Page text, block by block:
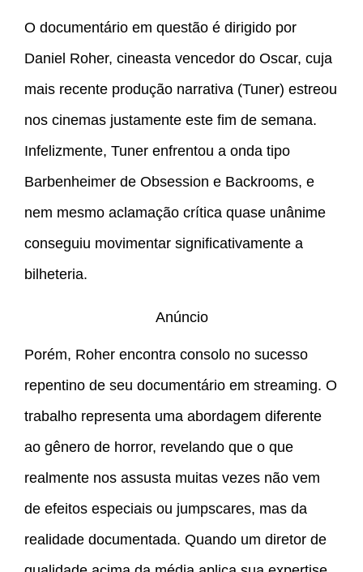
O documentário em questão é dirigido por
Daniel Roher, cineasta vencedor do Oscar, cuja
mais recente produção narrativa (Tuner) estreou
nos cinemas justamente este fim de semana.
Infelizmente, Tuner enfrentou a onda tipo
Barbenheimer de Obsession e Backrooms, e
nem mesmo aclamação crítica quase unânime
conseguiu movimentar significativamente a
bilheteria.
Anúncio
Porém, Roher encontra consolo no sucesso
repentino de seu documentário em streaming. O
trabalho representa uma abordagem diferente
ao gênero de horror, revelando que o que
realmente nos assusta muitas vezes não vem
de efeitos especiais ou jumpscares, mas da
realidade documentada. Quando um diretor de